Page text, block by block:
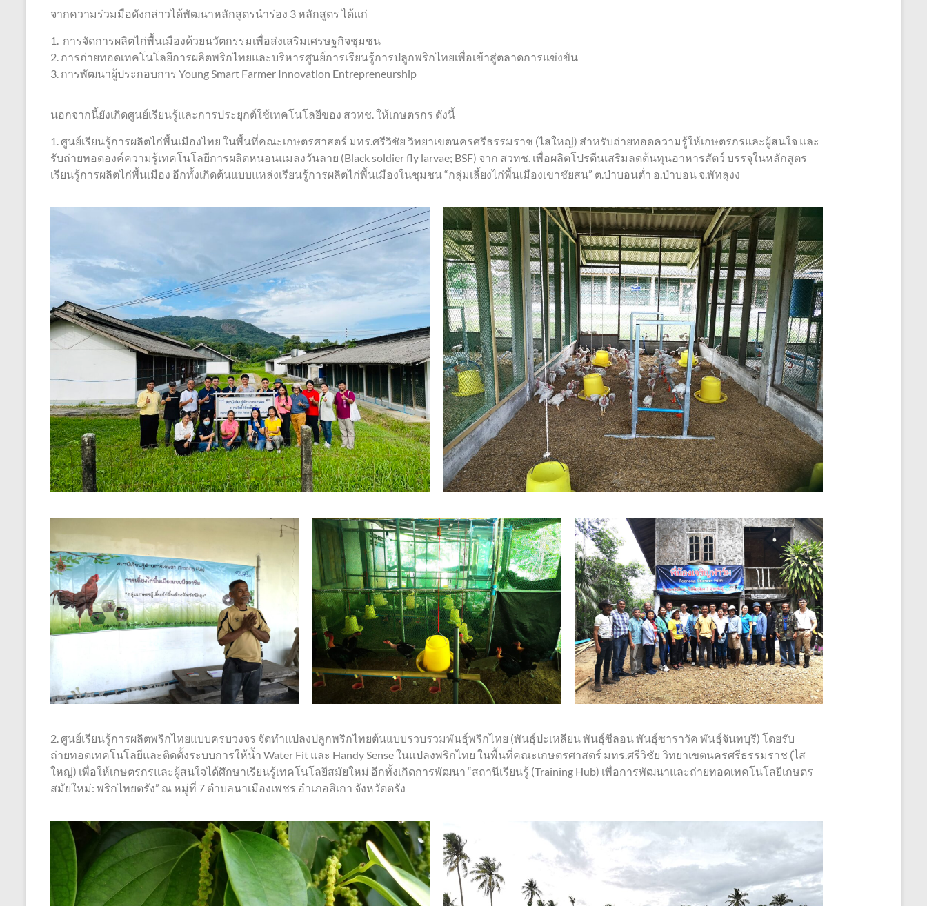
จากความร่วมมือดังกล่าวได้พัฒนาหลักสูตรนำร่อง 3 หลักสูตร ได้แก่
1. การจัดการผลิตไก่พื้นเมืองด้วยนวัตกรรมเพื่อส่งเสริมเศรษฐกิจชุมชน
2. การถ่ายทอดเทคโนโลยีการผลิตพริกไทยและบริหารศูนย์การเรียนรู้การปลูกพริกไทยเพื่อเข้าสู่ตลาดการแข่งขัน
3. การพัฒนาผู้ประกอบการ Young Smart Farmer Innovation Entrepreneurship
นอกจากนี้ยังเกิดศูนย์เรียนรู้และการประยุกต์ใช้เทคโนโลยีของ สวทช. ให้เกษตรกร ดังนี้
1. ศูนย์เรียนรู้การผลิตไก่พื้นเมืองไทย ในพื้นที่คณะเกษตรศาสตร์ มทร.ศรีวิชัย วิทยาเขตนครศรีธรรมราช (ไสใหญ่) สำหรับถ่ายทอดความรู้ให้เกษตรกรและผู้สนใจ และ
รับถ่ายทอดองค์ความรู้เทคโนโลยีการผลิตหนอนแมลงวันลาย (Black soldier fly larvae; BSF) จาก สวทช. เพื่อผลิตโปรตีนเสริมลดต้นทุนอาหารสัตว์ บรรจุในหลักสูตร
เรียนรู้การผลิตไก่พื้นเมือง อีกทั้งเกิดต้นแบบแหล่งเรียนรู้การผลิตไก่พื้นเมืองในชุมชน “กลุ่มเลี้ยงไก่พื้นเมืองเขาชัยสน” ต.ป่าบอนต่ำ อ.ป่าบอน จ.พัทลุงง
2. ศูนย์เรียนรู้การผลิตพริกไทยแบบครบวงจร จัดทำแปลงปลูกพริกไทยต้นแบบรวบรวมพันธุ์พริกไทย (พันธุ์ปะเหลียน พันธุ์ซีลอน พันธุ์ซาราวัค พันธุ์จันทบุรี) โดยรับ
ถ่ายทอดเทคโนโลยีและติดตั้งระบบการให้น้ำ Water Fit และ Handy Sense ในแปลงพริกไทย ในพื้นที่คณะเกษตรศาสตร์ มทร.ศรีวิชัย วิทยาเขตนครศรีธรรมราช (ไส
ใหญ่) เพื่อให้เกษตรกรและผู้สนใจได้ศึกษาเรียนรู้เทคโนโลยีสมัยใหม่ อีกทั้งเกิดการพัฒนา “สถานีเรียนรู้ (Training Hub) เพื่อการพัฒนาและถ่ายทอดเทคโนโลยีเกษตร
สมัยใหม่: พริกไทยตรัง” ณ หมู่ที่ 7 ตำบลนาเมืองเพชร อำเภอสิเกา จังหวัดตรัง